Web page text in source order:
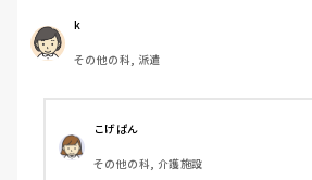
真似してやり始めて2日ぐらいで早速効果
皮膚科のお世話にならずに済みました！
たまたまその動画に巡り会ったので、出
✨ってなっています。
@chie_handmodelで検索して見に行っ
158万回再生されている「ハンドモデルの
う、
自然と患者さんや患者さんの家族と仲
した。退院する間際に、ご家族からハン
ントされ、一度は断ったのですが、「
きたから遠慮しないで」と言われ、い
は、他のスタッフには伝えてません。
せっかく用意してくれた、プレゼント
訳ない気持ちがある反面、貰ってしま
罪悪感が生まれます。
k
その他の科, 派遣
こげぱん
その他の科, 介護施設